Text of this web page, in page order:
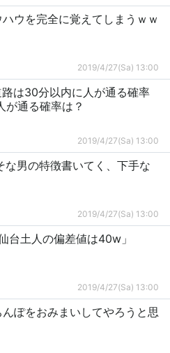
ウを完全に覚えてしまうｗｗ
2019/4/27(Sa) 13:00
は30分以内に人が通る確率
が通る確率は？
2019/4/27(Sa) 13:00
な男の特徴書いてく、下手な
2019/4/27(Sa) 13:00
台土人の偏差値は40w」
2019/4/27(Sa) 13:00
ぽをおみまいしてやろうと思